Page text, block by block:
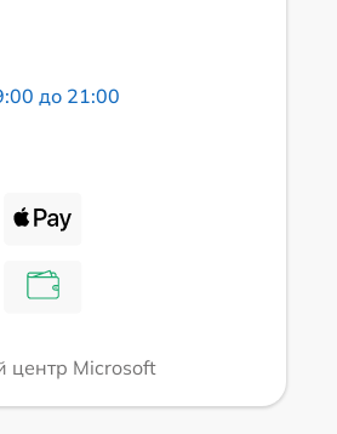
до 21:00
Microsoft